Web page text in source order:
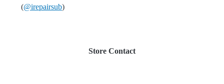
(@irepairsub)
Store Contact